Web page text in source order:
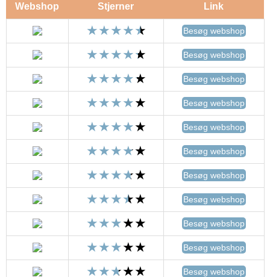
Webshop Stjerner Link
Besøg webshop
Besøg webshop
Besøg webshop
Besøg webshop
Besøg webshop
Besøg webshop
Besøg webshop
Besøg webshop
Besøg webshop
Besøg webshop
Besøg webshop